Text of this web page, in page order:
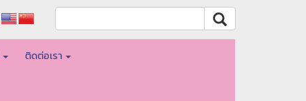
ติดต่อเรา